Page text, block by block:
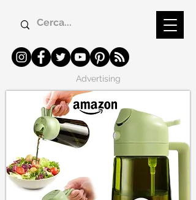
Advertising